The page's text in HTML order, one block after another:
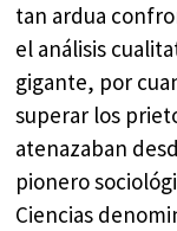
tan ardua
el análisis
gigante, por
superar los
atenazaban
pionero
Ciencias